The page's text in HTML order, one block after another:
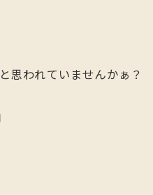
思われていませんかぁ？